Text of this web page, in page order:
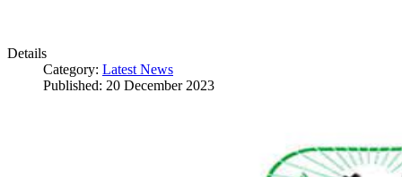
Details
Category: Latest News
Published: 20 December 2023